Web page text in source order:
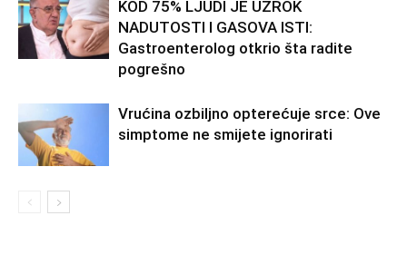
KOD 75% LJUDI JE UZROK
NADUTOSTI I GASOVA ISTI:
Gastroenterolog otkrio šta radite
pogrešno
Vrućina ozbiljno opterećuje srce: Ove
simptome ne smijete ignorirati